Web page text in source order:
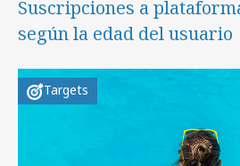
Suscripciones a
según la edad del usuario
Targets